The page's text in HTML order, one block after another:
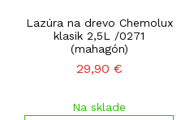
Lazúra na drevo Chemolux
klasik 2,5L /0271
(mahagón)
29,90 €
Na sklade